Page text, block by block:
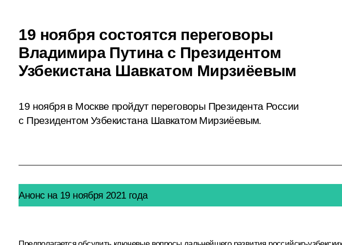
19 ноября состоятся переговоры
Владимира Путина с Президентом
Узбекистана Шавкатом Мирзиёевым
19 ноября в Москве пройдут переговоры Президента России
с Президентом Узбекистана Шавкатом Мирзиёевым.
Анонс на 19 ноября 2021 года